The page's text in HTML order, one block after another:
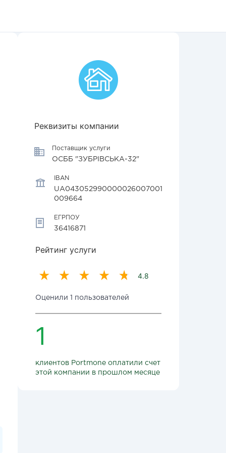
Реквизиты компании
Поставщик услуги
ОСББ "ЗУБРІВСЬКА-32"
IBAN
UA043052990000026007001
009664
ЕГРПОУ
36416871
Рейтинг услуги
4.8
Оценили 1 пользователей
1
клиентов Portmone оплатили счет
этой компании в прошлом месяце